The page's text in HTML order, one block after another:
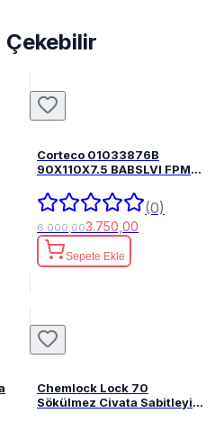
Corteco 01033876B
90X110X7.5 BABSLVI FPM
(0)
6.000,003.750,00
Sepete Ekle
Chemlock Lock 70
Sökülmez Civata Sabitleyici